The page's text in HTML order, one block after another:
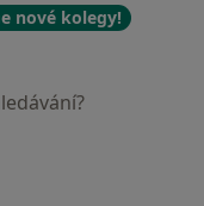
nové kolegy!